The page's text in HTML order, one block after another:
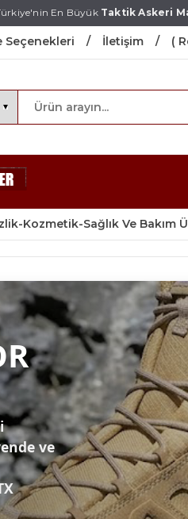
En BüyükTaktik Askeri
Seçenekleri İletişim (
Kozmetik-Sağlık Ve Bakım
ve